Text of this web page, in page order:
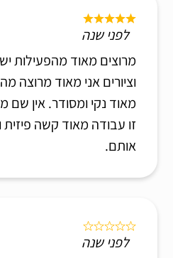
לפני שנה
מרוצים מאוד מהפעילות
וציורים אני מאוד מרוצה
מאוד נקי ומסודר. אין שם
זו עבודה מאוד קשה פיזית
אותם.
לפני שנה